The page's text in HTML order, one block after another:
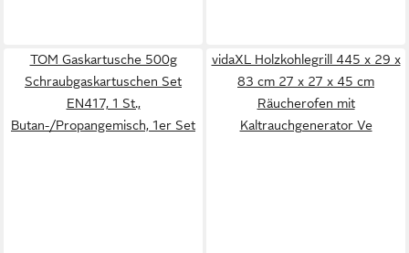
TOM Gaskartusche 500g
Schraubgaskartuschen Set
EN417, 1 St.,
Butan-/Propangemisch, 1er Set
vidaXL Holzkohlegrill 445 x 29 x
83 cm 27 x 27 x 45 cm
Räucherofen mit
Kaltrauchgenerator Ve